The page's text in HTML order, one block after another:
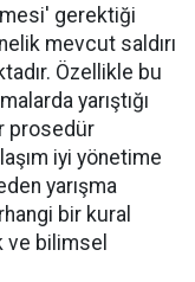
gerektiği
mevcut saldırı
Özellikle bu
yarıştığı
prosedür
iyi yönetime
yarışma
bir kural
bilimsel